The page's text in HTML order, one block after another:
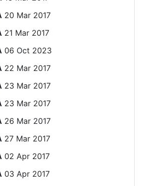
20 Mar 2017
21 Mar 2017
06 Oct 2023
22 Mar 2017
23 Mar 2017
23 Mar 2017
26 Mar 2017
27 Mar 2017
02 Apr 2017
03 Apr 2017